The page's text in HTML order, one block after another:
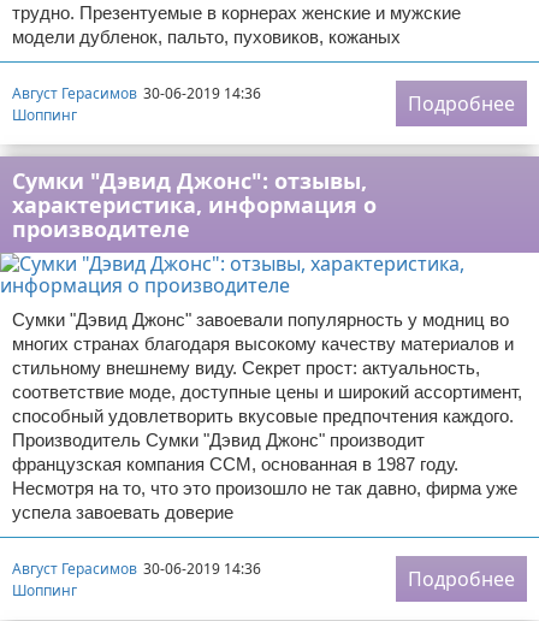
трудно. Презентуемые в корнерах женские и мужские
модели дубленок, пальто, пуховиков, кожаных
Август Герасимов 30-06-2019 14:36
Шоппинг
Подробнее
Сумки "Дэвид Джонс": отзывы,
характеристика, информация о
производителе
Сумки "Дэвид Джонс" завоевали популярность у модниц во
многих странах благодаря высокому качеству материалов и
стильному внешнему виду. Секрет прост: актуальность,
соответствие моде, доступные цены и широкий ассортимент,
способный удовлетворить вкусовые предпочтения каждого.
Производитель Сумки "Дэвид Джонс" производит
французская компания ССМ, основанная в 1987 году.
Несмотря на то, что это произошло не так давно, фирма уже
успела завоевать доверие
Август Герасимов 30-06-2019 14:36
Шоппинг
Подробнее